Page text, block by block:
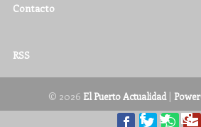
Contacto
RSS
© 2026 El Puerto Actualidad|